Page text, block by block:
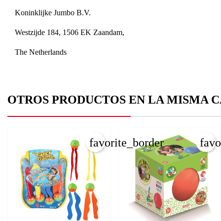
Koninklijke Jumbo B.V.
Westzijde 184, 1506 EK Zaandam,
The Netherlands
OTROS PRODUCTOS EN LA MISMA
favorite_border